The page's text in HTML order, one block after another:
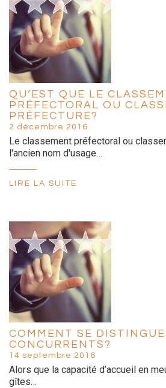
QU’EST QUE LE
PRÉFECTORAL OU
PRÉFECTURE?
2 décembre 2016
Le classement préfectoral ou
l'ancien nom d'usage…
LIRE LA SUITE
COMMENT SE
CONCURRENTS?
14 septembre 2016
Alors que la capacité d’accueil en
gîtes…